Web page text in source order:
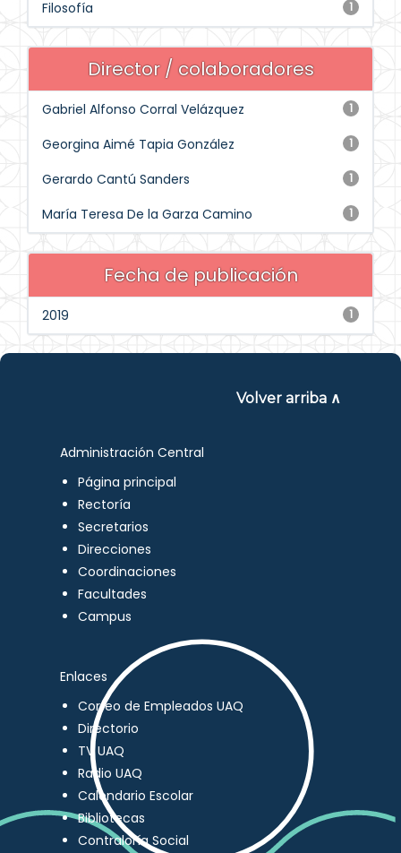
1
Filosofía
Director / colaboradores
1
Gabriel Alfonso Corral Velázquez
1
Georgina Aimé Tapia González
1
Gerardo Cantú Sanders
1
María Teresa De la Garza Camino
Fecha de publicación
1
2019
Volver arriba ∧
Administración Central
Página principal
Rectoría
Secretarios
Direcciones
Coordinaciones
Facultades
Campus
Enlaces
Correo de Empleados UAQ
Directorio
TV UAQ
Radio UAQ
Calendario Escolar
Bibliotecas
Contraloría Social